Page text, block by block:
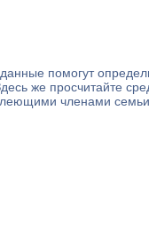
данные помогут
же просчитайте
членами